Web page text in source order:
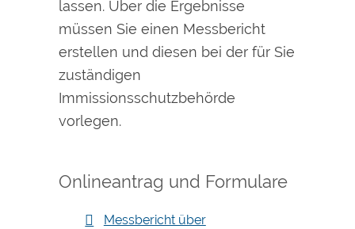
lassen. Über die Ergebnisse
müssen Sie einen Messbericht
erstellen und diesen bei der für Sie
zuständigen
Immissionsschutzbehörde
vorlegen.
Onlineantrag und Formulare
Messbericht über